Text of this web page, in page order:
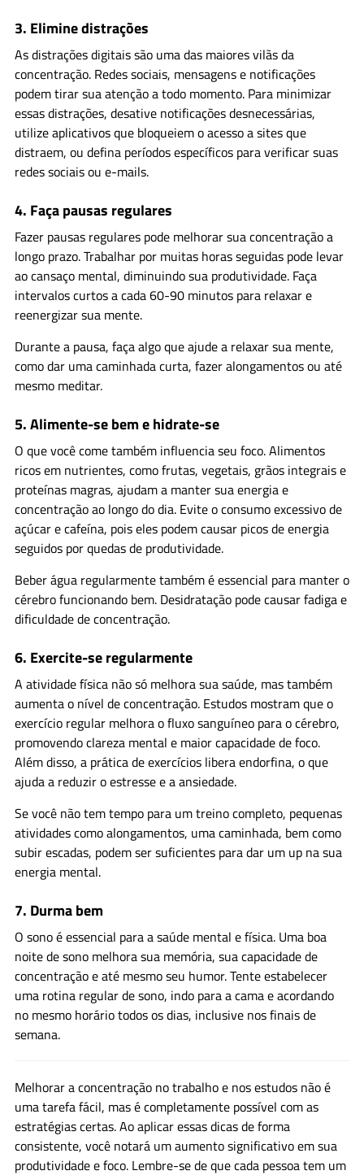
3. Elimine distrações
As distrações digitais são uma das maiores vilãs da
concentração. Redes sociais, mensagens e notificações
podem tirar sua atenção a todo momento. Para minimizar
essas distrações, desative notificações desnecessárias,
utilize aplicativos que bloqueiem o acesso a sites que
distraem, ou defina períodos específicos para verificar suas
redes sociais ou e-mails.
4. Faça pausas regulares
Fazer pausas regulares pode melhorar sua concentração a
longo prazo. Trabalhar por muitas horas seguidas pode levar
ao cansaço mental, diminuindo sua produtividade. Faça
intervalos curtos a cada 60-90 minutos para relaxar e
reenergizar sua mente.
Durante a pausa, faça algo que ajude a relaxar sua mente,
como dar uma caminhada curta, fazer alongamentos ou até
mesmo meditar.
5.Alimente-se bem e hidrate-se
O que você come também influencia seu foco. Alimentos
ricos em nutrientes, como frutas, vegetais, grãos integrais e
proteínas magras, ajudam a manter sua energia e
concentração ao longo do dia. Evite o consumo excessivo de
açúcar e cafeína, pois eles podem causar picos de energia
seguidos por quedas de produtividade.
Beber água regularmente também é essencial para manter o
cérebro funcionando bem. Desidratação pode causar fadiga e
dificuldade de concentração.
6. Exercite-se regularmente
A atividade física não só melhora sua saúde, mas também
aumenta o nível de concentração. Estudos mostram que o
exercício regular melhora o fluxo sanguíneo para o cérebro,
promovendo clareza mental e maior capacidade de foco.
Além disso, a prática de exercícios libera endorfina, o que
ajuda a reduzir o estresse e a ansiedade.
Se você não tem tempo para um treino completo, pequenas
atividades como alongamentos, uma caminhada, bem como
subir escadas, podem ser suficientes para dar um up na sua
energia mental.
7. Durma bem
O sono é essencial para a saúde mental e física. Uma boa
noite de sono melhora sua memória, sua capacidade de
concentração e até mesmo seu humor. Tente estabelecer
uma rotina regular de sono, indo para a cama e acordando
no mesmo horário todos os dias, inclusive nos finais de
semana.
Melhorar a concentração no trabalho e nos estudos não é
uma tarefa fácil, mas é completamente possível com as
estratégias certas. Ao aplicar essas dicas de forma
consistente, você notará um aumento significativo em sua
produtividade e foco. Lembre-se de que cada pessoa tem um